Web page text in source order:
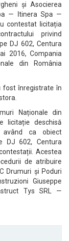
și Asocierea
— Itinera Spa —
contestat licitația
privind
DJ 602, Centura
2016, Compania
din România
fost înregistrate în
Naționale din
licitație deschisă
având ca obiect
DJ 602, Centura
Acestea
de atribuire
Drumuri și Poduri
Giuseppe
Tys SRL —